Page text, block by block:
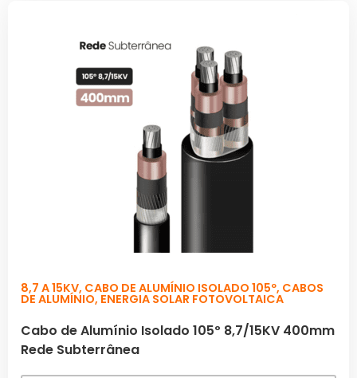
8,7 A 15KV, CABO DE ALUMÍNIO ISOLADO 105º, CABOS
DE ALUMÍNIO, ENERGIA SOLAR FOTOVOLTAICA
Cabo de Alumínio Isolado 105º 8,7/15KV 400mm
Rede Subterrânea